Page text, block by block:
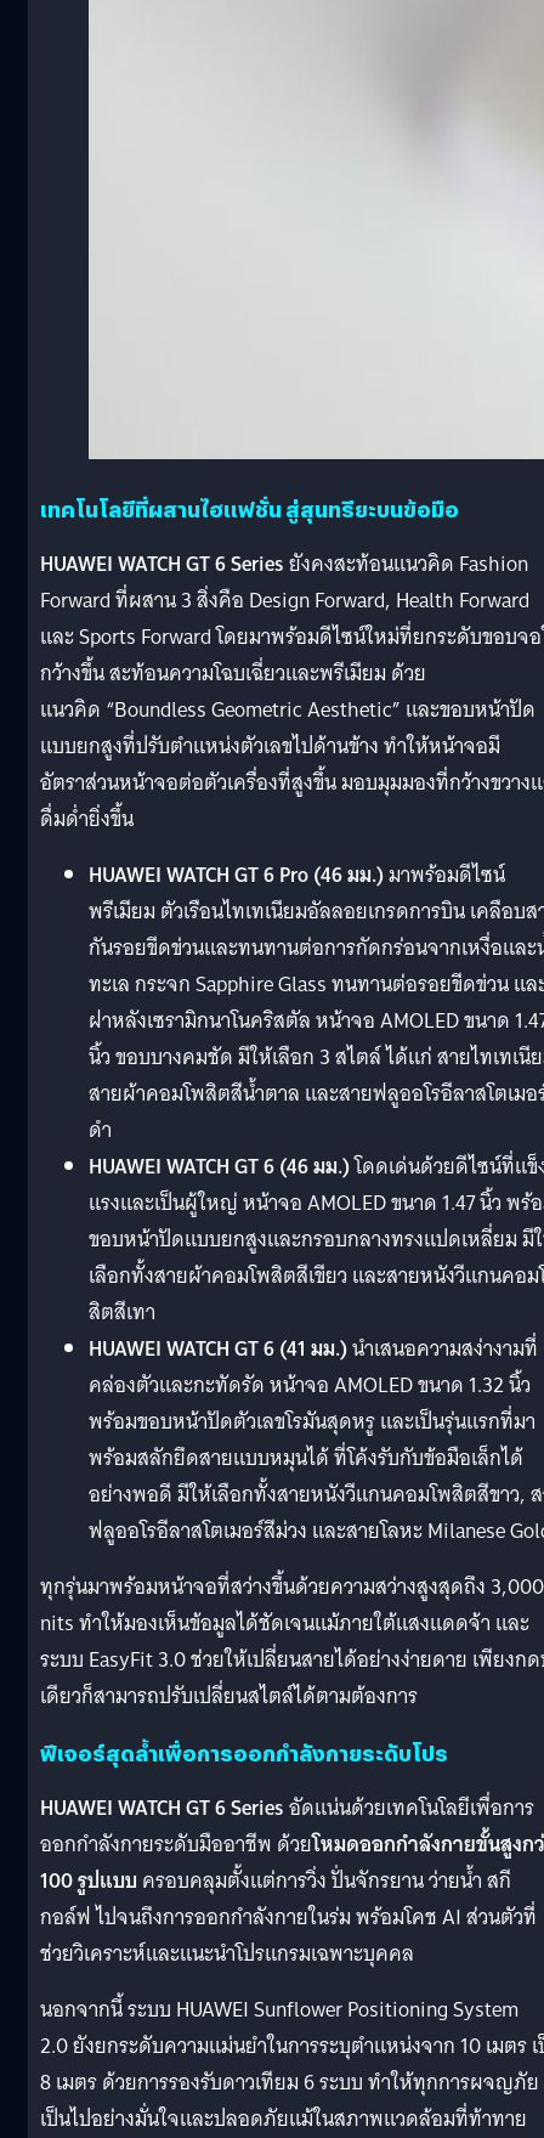
เทคโนโลยีที่ผสานไฮแฟชั่น สู่สุนทรียะบนข้อมือ
HUAWEI WATCH GT 6 Seriesยังคงสะท้อนแนวคิด Fashion
Forward ที่ผสาน 3 สิ่งคือ Design Forward, Health Forward
และ Sports Forward โดยมาพร้อมดีไซน์ใหม่ที่ยกระดับขอบจ
กว้างขึ้น สะท้อนความโฉบเฉี่ยวและพรีเมียม ด้วย
แนวคิด “Boundless Geometric Aesthetic” และขอบหน้าปัด
แบบยกสูงที่ปรับตำแหน่งตัวเลขไปด้านข้าง ทำให้หน้าจอมี
อัตราส่วนหน้าจอต่อตัวเครื่องที่สูงขึ้น มอบมุมมองที่กว้างขวาง
ดื่มด่ำยิ่งขึ้น
HUAWEI WATCH GT 6 Pro (46 มม.)มาพร้อมดีไซน์
พรีเมียม ตัวเรือนไทเทเนียมอัลลอยเกรดการบิน เคลือบส
กันรอยขีดข่วนและทนทานต่อการกัดกร่อนจากเหงื่อและ
ทะเล กระจก Sapphire Glass ทนทานต่อรอยขีดข่วน แล
ฝาหลังเซรามิกนาโนคริสตัล หน้าจอ AMOLED ขนาด
นิ้ว ขอบบางคมชัด มีให้เลือก 3 สไตล์ ได้แก่ สายไทเทเนี
สายผ้าคอมโพสิตสีน้ำตาล และสายฟลูออโรอีลาสโตเมอ
ดำ
HUAWEI WATCH GT 6 (46 มม.)โดดเด่นด้วยดีไซน์ที่แข็
แรงและเป็นผู้ใหญ่ หน้าจอ AMOLED ขนาด 1.47 นิ้ว พร้
ขอบหน้าปัดแบบยกสูงและกรอบกลางทรงแปดเหลี่ยม มี
เลือกทั้งสายผ้าคอมโพสิตสีเขียว และสายหนังวีแกนคอ
สิตสีเทา
HUAWEI WATCH GT 6 (41 มม.)นำเสนอความสง่างามที่
คล่องตัวและกะทัดรัด หน้าจอ AMOLED ขนาด 1.32 นิ้ว
พร้อมขอบหน้าปัดตัวเลขโรมันสุดหรู และเป็นรุ่นแรกที่มา
พร้อมสลักยึดสายแบบหมุนได้ ที่โค้งรับกับข้อมือเล็กได้
อย่างพอดี มีให้เลือกทั้งสายหนังวีแกนคอมโพสิตสีขาว,
ฟลูออโรอีลาสโตเมอร์สีม่วง และสายโลหะ Milanese
ทุกรุ่นมาพร้อมหน้าจอที่สว่างขึ้นด้วยความสว่างสูงสุดถึง 3,000
nits ทำให้มองเห็นข้อมูลได้ชัดเจนแม้ภายใต้แสงแดดจ้า และ
ระบบ EasyFit 3.0 ช่วยให้เปลี่ยนสายได้อย่างง่ายดาย เพียงก
เดียวก็สามารถปรับเปลี่ยนสไตล์ได้ตามต้องการ
ฟีเจอร์สุดล้ำเพื่อการออกกำลังกายระดับโปร
HUAWEI WATCH GT 6 Seriesอัดแน่นด้วยเทคโนโลยีเพื่อการ
ออกกำลังกายระดับมืออาชีพ ด้วยโหมดออกกำลังกายขั้นสูงก
100 รูปแบบ ครอบคลุมตั้งแต่การวิ่ง ปั่นจักรยาน ว่ายน้ำ สกี
กอล์ฟ ไปจนถึงการออกกำลังกายในร่ม พร้อมโคช AI ส่วนตัวที่
ช่วยวิเคราะห์และแนะนำโปรแกรมเฉพาะบุคคล
นอกจากนี้ ระบบ HUAWEI Sunflower Positioning System
2.0 ยังยกระดับความแม่นยำในการระบุตำแหน่งจาก 10 เมตร
8 เมตร ด้วยการรองรับดาวเทียม 6 ระบบ ทำให้ทุกการผจญภัย
เป็นไปอย่างมั่นใจและปลอดภัยแม้ในสภาพแวดล้อมที่ท้าทาย